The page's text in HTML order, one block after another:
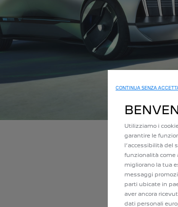
CONTINUA SENZA
Utilizziamo i
garantire le
l’accessibilità del
funzionalità come
migliorano la tua
messaggi
parti ubicate in
aver ancora
dati personali